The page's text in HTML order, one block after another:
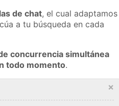
de chat, el cual adaptamos
a tu búsqueda en cada
concurrencia simultánea
todo momento.
×